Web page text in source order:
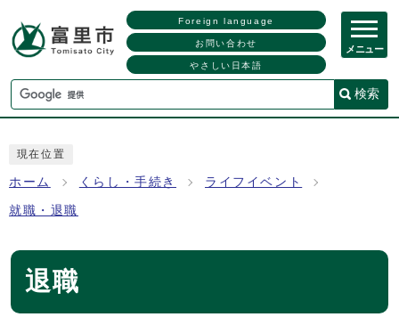
Foreign language
お問い合わせ
やさしい日本語
検索
メニュー
現在位置
ホーム くらし・手続き ライフイベント
就職・退職
退職